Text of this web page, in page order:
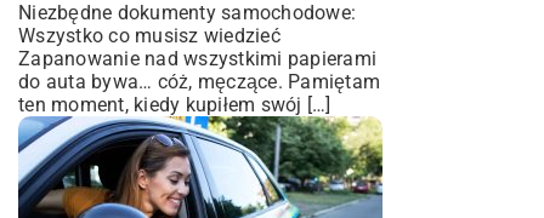
Niezbędne dokumenty samochodowe:
Wszystko co musisz wiedzieć
Zapanowanie nad wszystkimi papierami
do auta bywa… cóż, męczące. Pamiętam
ten moment, kiedy kupiłem swój […]